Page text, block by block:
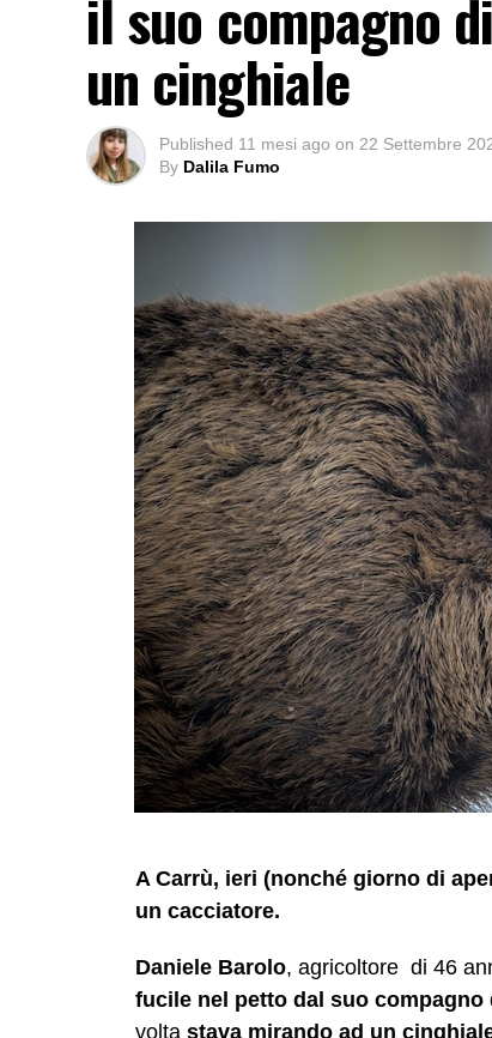
il suo compagno
un cinghiale
Published 11 mesi ago on 22 Settembre
By Dalila Fumo
A Carrù, ieri (nonché giorno di
un cacciatore.
Daniele Barolo, agricoltore di 46
fucile nel petto dal suo compagno
volta stava mirando ad un